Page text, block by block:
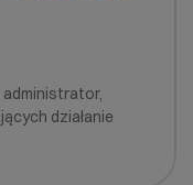
działanie